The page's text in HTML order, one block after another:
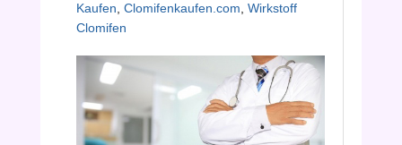
Kaufen Clomifenkaufen.com Wirkstoff
Clomifen